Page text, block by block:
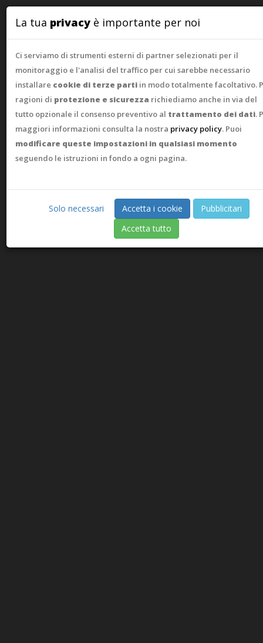
WebAsk
La tua privacy è importante per noi
Ci serviamo di strumenti esterni di partner selezionati per il
monitoraggio e l'analisi del traffico per cui sarebbe necessario
installare cookie di terze parti in modo totalmente facoltativo.
ragioni di protezione e sicurezza richiediamo anche in via del
tutto opzionale il consenso preventivo al trattamento dei dati.
maggiori informazioni consulta la nostra privacy policy. Puoi
modificare queste impostazioni in qualsiasi momento
seguendo le istruzioni in fondo a ogni pagina.
Solo necessari Accetta i cookie
Pubblicitari
Accetta tutto